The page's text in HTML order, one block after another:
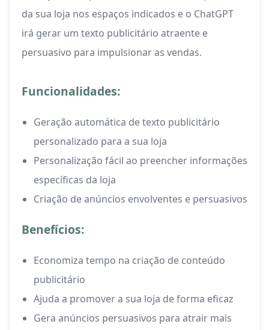
da sua loja nos espaços indicados e o ChatGPT
irá gerar um texto publicitário atraente e
persuasivo para impulsionar as vendas.
Funcionalidades:
Geração automática de texto publicitário
personalizado para a sua loja
Personalização fácil ao preencher informações
específicas da loja
Criação de anúncios envolventes e persuasivos
Benefícios:
Economiza tempo na criação de conteúdo
publicitário
Ajuda a promover a sua loja de forma eficaz
Gera anúncios persuasivos para atrair mais